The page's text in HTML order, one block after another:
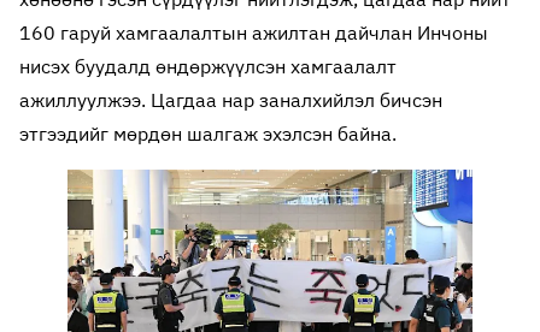
160 гаруй хамгаалалтын ажилтан дайчлан Инчоны
нисэх буудалд өндөржүүлсэн хамгаалалт
ажиллуулжээ. Цагдаа нар заналхийлэл бичсэн
этгээдийг мөрдөн шалгаж эхэлсэн байна.